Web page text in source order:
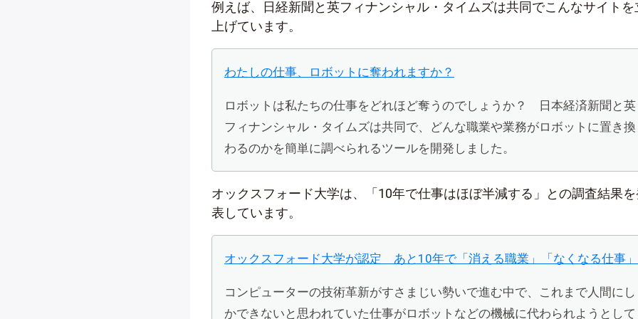
例えば、日経新聞と英フィナンシャル・タイムズは共同でこんなサイトを
上げています。
わたしの仕事、ロボットに奪われますか？
ロボットは私たちの仕事をどれほど奪うのでしょうか？ 日本経済新聞と英
フィナンシャル・タイムズは共同で、どんな職業や業務がロボットに置き換
わるのかを簡単に調べられるツールを開発しました。
オックスフォード大学は、「10年で仕事はほぼ半減する」との調査結果
表しています。
オックスフォード大学が認定 あと10年で「消える職業」「なくなる仕事」
コンピューターの技術革新がすさまじい勢いで進む中で、これまで人間にし
かできないと思われていた仕事がロボットなどの機械に代わられようとして